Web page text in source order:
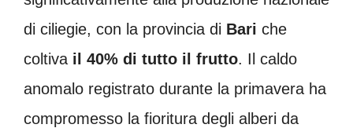
di ciliegie, con la provincia di Bari che
coltiva il 40% di tutto il frutto. Il caldo
anomalo registrato durante la primavera ha
compromesso la fioritura degli alberi da